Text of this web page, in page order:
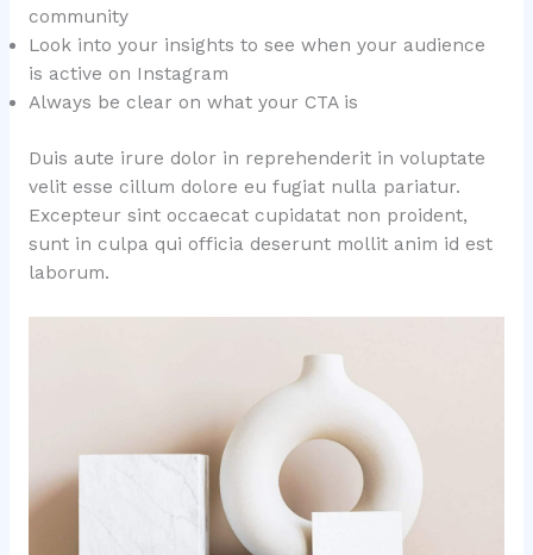
community
Look into your insights to see when your audience
is active on Instagram
Always be clear on what your CTA is
Duis aute irure dolor in reprehenderit in voluptate
velit esse cillum dolore eu fugiat nulla pariatur.
Excepteur sint occaecat cupidatat non proident,
sunt in culpa qui officia deserunt mollit anim id est
laborum.